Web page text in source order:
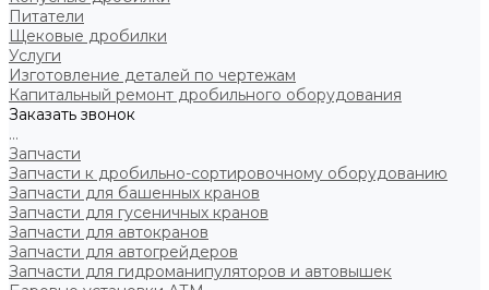
Питатели
Щековые дробилки
Услуги
Изготовление деталей по чертежам
Капитальный ремонт дробильного оборудования
Заказать звонок
...
Запчасти
Запчасти к дробильно-сортировочному оборудованию
Запчасти для башенных кранов
Запчасти для гусеничных кранов
Запчасти для автокранов
Запчасти для автогрейдеров
Запчасти для гидроманипуляторов и автовышек